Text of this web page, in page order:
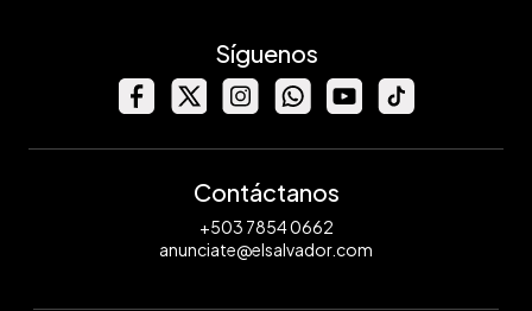
Síguenos
Contáctanos
+503 7854 0662
anunciate@elsalvador.com